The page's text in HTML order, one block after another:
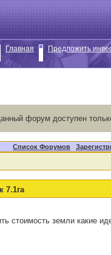
Главная Предложить
форум доступен
Список Форумов |
7.1га
стоимость земли какие